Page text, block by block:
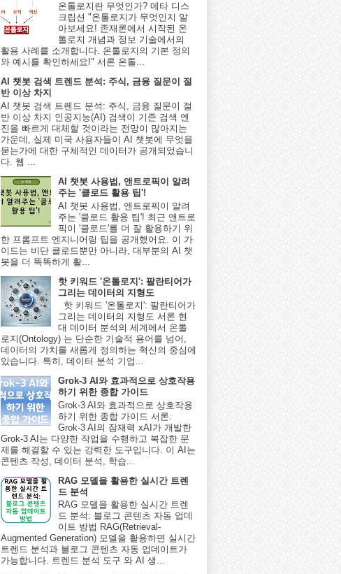
온톨로지란 무엇인가? 메타 디스
크립션 "온톨로지가 무엇인지 알
아보세요! 존재론에서 시작된 온
톨로지 개념과 정보 기술에서의
활용 사례를 소개합니다. 온톨로지의 기본 정의
와 예시를 확인하세요!" 서론 온톨...
AI 챗봇 검색 트렌드 분석: 주식, 금융 질문이 절
반 이상 차지
AI 챗봇 검색 트렌드 분석: 주식, 금융 질문이 절
반 이상 차지 인공지능(AI) 검색이 기존 검색 엔
진을 빠르게 대체할 것이라는 전망이 많아지는
가운데, 실제 미국 사용자들이 AI 챗봇에 무엇을
묻는가에 대한 구체적인 데이터가 공개되었습니
다. 웹 ...
AI 챗봇 사용법, 앤트로픽이 알려
주는 '클로드 활용 팁'!
AI 챗봇 사용법, 앤트로픽이 알려
주는 '클로드 활용 팁'! 최근 앤트로
픽이 '클로드'를 더 잘 활용하기 위
한 프롬프트 엔지니어링 팁을 공개했어요. 이 가
이드는 비단 클로드뿐만 아니라, 대부분의 AI 챗
봇을 더 똑똑하게 활...
핫 키워드 '온톨로지': 팔란티어가
그리는 데이터의 지형도
핫 키워드 '온톨로지': 팔란티어가
그리는 데이터의 지형도 서론 현
대 데이터 분석의 세계에서 온톨
로지(Ontology) 는 단순한 기술적 용어를 넘어,
데이터의 가치를 새롭게 정의하는 혁신의 중심에
있습니다. 특히, 데이터 분석 기업...
Grok-3 AI와 효과적으로 상호작용
하기 위한 종합 가이드
Grok-3 AI와 효과적으로 상호작용
하기 위한 종합 가이드 서론:
Grok-3 AI의 잠재력 xAI가 개발한
Grok-3 AI는 다양한 작업을 수행하고 복잡한 문
제를 해결할 수 있는 강력한 도구입니다. 이 AI는
콘텐츠 작성, 데이터 분석, 학습...
RAG 모델을 활용한 실시간 트렌
드 분석
RAG 모델을 활용한 실시간 트렌
드 분석: 블로그 콘텐츠 자동 업데
이트 방법 RAG(Retrieval-
Augmented Generation) 모델을 활용하면 실시간
트렌드 분석과 블로그 콘텐츠 자동 업데이트가
가능합니다. 트렌드 분석 도구 와 AI 생...